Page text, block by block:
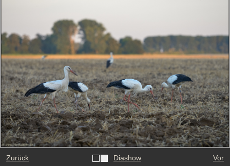
Zurück Diashow Vor